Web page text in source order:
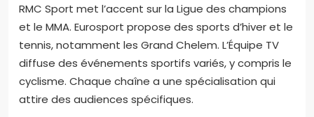
RMC Sport met l’accent sur la Ligue des champions
et le MMA. Eurosport propose des sports d’hiver et le
tennis, notamment les Grand Chelem. L’Équipe TV
diffuse des événements sportifs variés, y compris le
cyclisme. Chaque chaîne a une spécialisation qui
attire des audiences spécifiques.